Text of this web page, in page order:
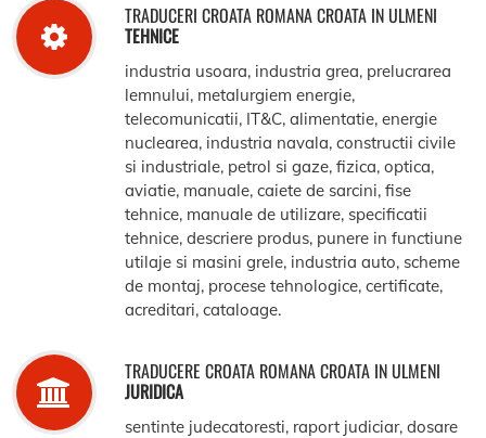
TRADUCERI CROATA ROMANA CROATA IN ULMENI
TEHNICE
industria usoara, industria grea, prelucrarea
lemnului, metalurgiem energie,
telecomunicatii, IT&C, alimentatie, energie
nuclearea, industria navala, constructii civile
si industriale, petrol si gaze, fizica, optica,
aviatie, manuale, caiete de sarcini, fise
tehnice, manuale de utilizare, specificatii
tehnice, descriere produs, punere in functiune
utilaje si masini grele, industria auto, scheme
de montaj, procese tehnologice, certificate,
acreditari, cataloage.
TRADUCERE CROATA ROMANA CROATA IN ULMENI
JURIDICA
sentinte judecatoresti, raport judiciar, dosare